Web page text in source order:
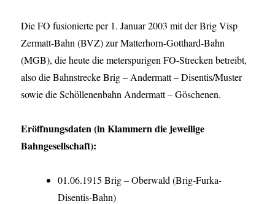
Die FO fusionierte per 1. Januar 2003 mit der Brig Visp
Zermatt-Bahn (BVZ) zur Matterhorn-Gotthard-Bahn
(MGB), die heute die meterspurigen FO-Strecken betreibt,
also die Bahnstrecke Brig – Andermatt – Disentis/Muster
sowie die Schöllenenbahn Andermatt – Göschenen.
Eröffnungsdaten (in Klammern die jeweilige
Bahngesellschaft):
01.06.1915 Brig – Oberwald (Brig-Furka-
Disentis-Bahn)